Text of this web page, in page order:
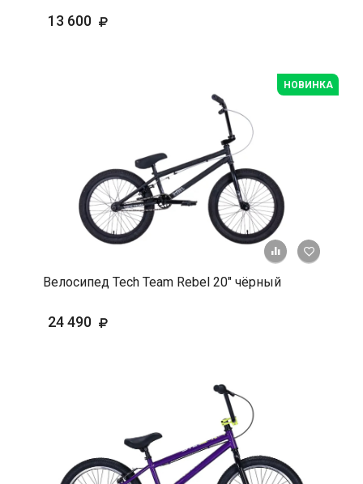
13 600
НОВИНКА
+ К
Велосипед Tech Team Rebel 20" чёрный
24 490